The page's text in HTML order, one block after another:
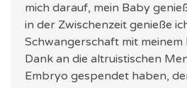
mich darauf, mein Baby
in der Zwischenzeit genieße
Schwangerschaft mit meinem
Dank an die altruistischen
Embryo gespendet haben,